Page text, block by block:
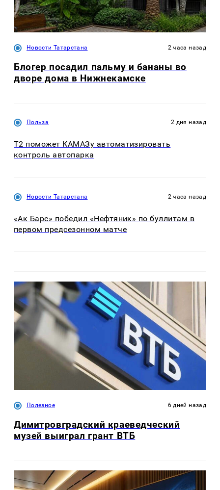
Новости Татарстана 2 часа назад
Блогер посадил пальму и бананы во
дворе дома в Нижнекамске
Польза 2 дня назад
T2 поможет КАМАЗу автоматизировать
контроль автопарка
Новости Татарстана 2 часа назад
«Ак Барс» победил «Нефтяник» по буллитам в
первом предсезонном матче
Полезное 6 дней назад
Димитровградский краеведческий
музей выиграл грант ВТБ